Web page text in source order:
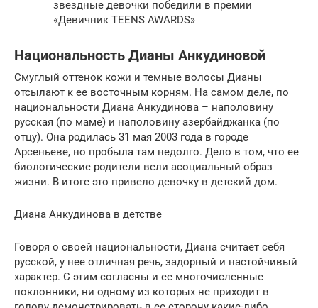
звездные девочки победили в премии
«Девичник TEENS AWARDS»
Национальность Дианы Анкудиновой
Смуглый оттенок кожи и темные волосы Дианы
отсылают к ее восточным корням. На самом деле, по
национальности Диана Анкудинова – наполовину
русская (по маме) и наполовину азербайджанка (по
отцу). Она родилась 31 мая 2003 года в городе
Арсеньеве, но пробыла там недолго. Дело в том, что ее
биологические родители вели асоциальный образ
жизни. В итоге это привело девочку в детский дом.
Диана Анкудинова в детстве
Говоря о своей национальности, Диана считает себя
русской, у нее отличная речь, задорный и настойчивый
характер. С этим согласны и ее многочисленные
поклонники, ни одному из которых не приходит в